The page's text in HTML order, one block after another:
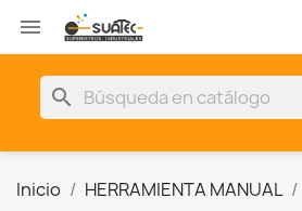

search
Inicio HERRAMIENTA MANUAL